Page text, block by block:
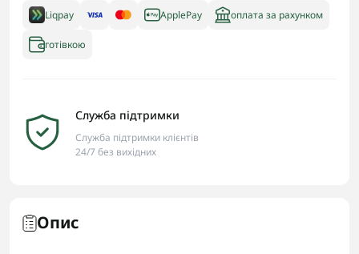
Liqpay ApplePay оплата за рахунком
готівкою
Служба підтримки
Служба підтримки клієнтів
24/7 без вихідних
Опис